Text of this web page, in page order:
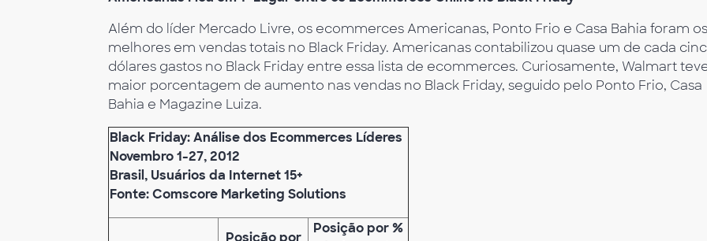
Além do líder Mercado Livre, os ecommerces Americanas, Ponto Frio e Casa Bahia foram os
melhores em vendas totais no Black Friday. Americanas contabilizou quase um de cada
dólares gastos no Black Friday entre essa lista de ecommerces. Curiosamente, Walmart
maior porcentagem de aumento nas vendas no Black Friday, seguido pelo Ponto Frio, Casa
Bahia e Magazine Luiza.
Black Friday: Análise dos Ecommerces Líderes
Novembro 1-27, 2012
Brasil, Usuários da Internet 15+
Fonte: Comscore Marketing Solutions
Posição por
Posição por %